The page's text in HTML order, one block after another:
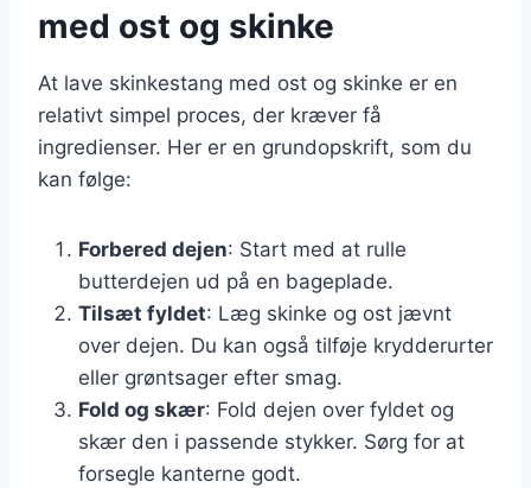
med ost og skinke
At lave skinkestang med ost og skinke er en
relativt simpel proces, der kræver få
ingredienser. Her er en grundopskrift, som du
kan følge:
Forbered dejen: Start med at rulle
butterdejen ud på en bageplade.
Tilsæt fyldet: Læg skinke og ost jævnt
over dejen. Du kan også tilføje krydderurter
eller grøntsager efter smag.
Fold og skær: Fold dejen over fyldet og
skær den i passende stykker. Sørg for at
forsegle kanterne godt.